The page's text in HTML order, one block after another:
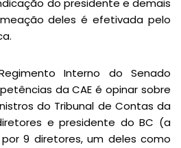
do presidente e demais
deles é efetivada pelo
Interno do Senado
da CAE é opinar sobre
do Tribunal de Contas da
e presidente do BC (a
9 diretores, um deles como